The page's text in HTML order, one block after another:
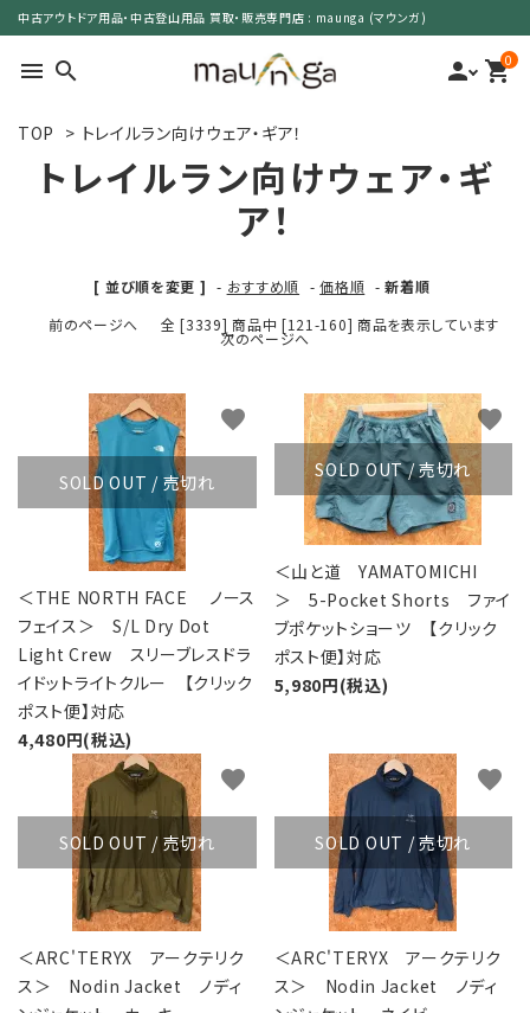
中古アウトドア用品・中古登山用品 買取・販売専門店 : maunga (マウンガ)
menu search person 0
shopping_cart
サイズで選ぶ
価格で選ぶ
買取案内
レンタル・修理
店舗情報
POLICY
INFORMATION
ACCOUNT MENU
ようこそ ゲスト 様
meeting_room ログイン person 新規会員登録
TOP > トレイルラン向けウェア・ギア！
トレイルラン向けウェア・ギ
ア！
[ 並び順を変更 ] - おすすめ順 -価格順 -新着順
前のページへ
全 [3339] 商品中 [121-160] 商品を表示しています
次のページへ
SOLD OUT / 売切れ
＜THE NORTH FACE ノース
フェイス＞ S/L Dry Dot
Light Crew スリーブレスドラ
イドットライトクルー 【クリック
ポスト便】対応
4,480円(税込)
favorite
SOLD OUT / 売切れ
＜山と道 YAMATOMICHI
＞ 5-Pocket Shorts ファイ
ブポケットショーツ 【クリック
ポスト便】対応
5,980円(税込)
favorite
SOLD OUT / 売切れ
＜ARC'TERYX アークテリク
ス＞ Nodin Jacket ノディ
favorite
SOLD OUT / 売切れ
＜ARC'TERYX アークテリク
ス＞ Nodin Jacket ノディ
favorite